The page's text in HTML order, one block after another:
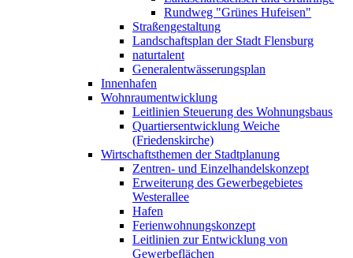
Rundweg "Grünes Hufeisen"
Straßengestaltung
Landschaftsplan der Stadt Flensburg
naturtalent
Generalentwässerungsplan
Innenhafen
Wohnraumentwicklung
Leitlinien Steuerung des Wohnungsbaus
Quartiersentwicklung Weiche
(Friedenskirche)
Wirtschaftsthemen der Stadtplanung
Zentren- und Einzelhandelskonzept
Erweiterung des Gewerbegebietes
Westerallee
Hafen
Ferienwohnungskonzept
Leitlinien zur Entwicklung von
Gewerbeflächen